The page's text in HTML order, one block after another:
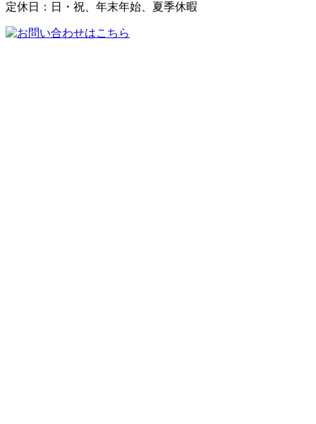
定休日：日・祝、年末年始、夏季休暇